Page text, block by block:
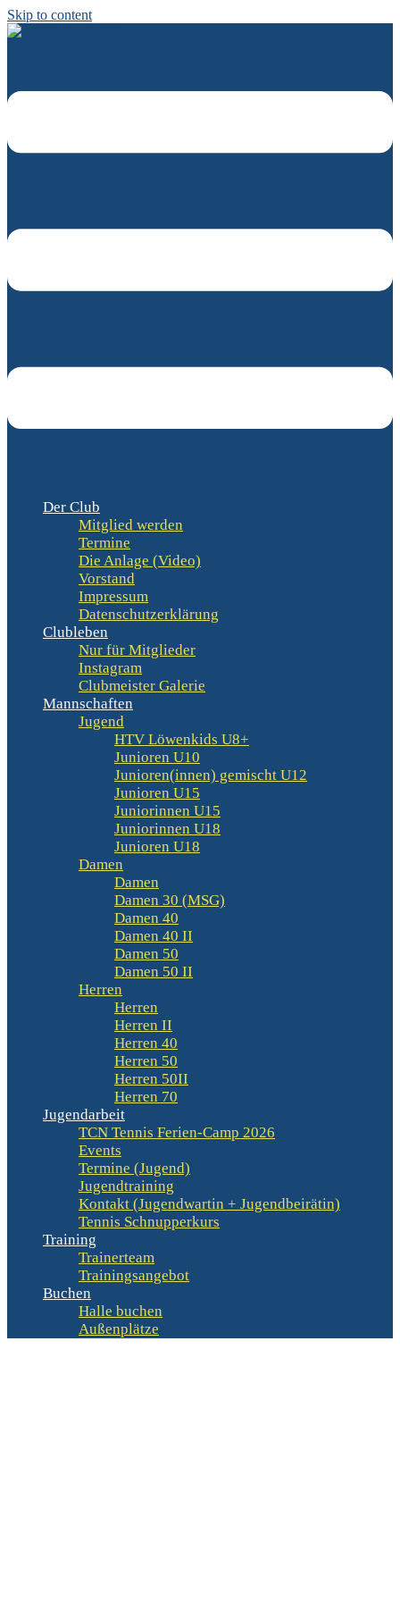
Skip to content
Der Club
Mitglied werden
Termine
Die Anlage (Video)
Vorstand
Impressum
Datenschutzerklärung
Clubleben
Nur für Mitglieder
Instagram
Clubmeister Galerie
Mannschaften
Jugend
HTV Löwenkids U8+
Junioren U10
Junioren(innen) gemischt U12
Junioren U15
Juniorinnen U15
Juniorinnen U18
Junioren U18
Damen
Damen
Damen 30 (MSG)
Damen 40
Damen 40 II
Damen 50
Damen 50 II
Herren
Herren
Herren II
Herren 40
Herren 50
Herren 50II
Herren 70
Jugendarbeit
TCN Tennis Ferien-Camp 2026
Events
Termine (Jugend)
Jugendtraining
Kontakt (Jugendwartin + Jugendbeirätin)
Tennis Schnupperkurs
Training
Trainerteam
Trainingsangebot
Buchen
Halle buchen
Außenplätze